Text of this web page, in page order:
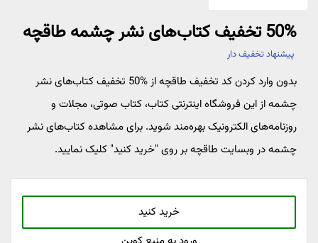
50% تخفیف کتاب‌های نشر چشمه طاقچه
پیشنهاد تخفیف دار
بدون وارد کردن کد تخفیف طاقچه از %50 تخفیف کتاب‌های نشر
چشمه از این فروشگاه اینترنتی کتاب، کتاب صوتی، مجلات و
روزنامه‌های الکترونیک بهره‌مند شوید. برای مشاهده کتاب‌های نشر
چشمه در وبسایت طاقچه بر روی "خرید کنید" کلیک نمایید.
خرید کنید